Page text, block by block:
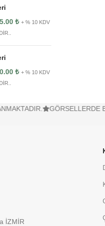
₺ + % 10 KDV
₺ + % 10 KDV
GÖRSELLERDE BULUNAN
İZMİR